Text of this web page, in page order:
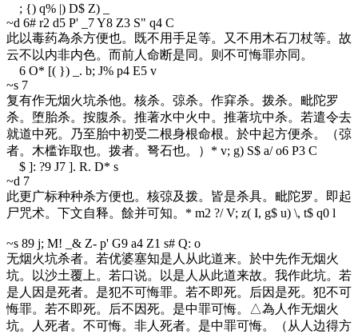
; {) q% |) D$ Z) _
~d 6# r2 d5 P' _7 Y8 Z3 S" q4 C
此以毒药為杀方便也。既不用手足等。又不用木石刀杖等。故
云不以内非内色。而前人命断是同。则不可悔罪亦同。
6 O* [( }) _. b; J% p4 E5 v
~s 7
复有作无烟火坑杀他。核杀。弶杀。作穽杀。拨杀。毗陀罗
杀。堕胎杀。按腹杀。推著水中火中。推著坑中杀。若遣令去
就道中死。乃至胎中初受二根身根命根。於中起方便杀。（弶
者。木槛诈取也。拨者。弩石也。） * v; g) S$ a/ o6 P3 C
$ ]: ?9 J7 ]. R. D* s
~d 7
此更广标种种杀方便也。核弶及拨。皆是杀具。毗陀罗。即起
尸咒术。下文自释。餘并可知。 * m2 ?/ V; z( I, g$ u) \, t$ q0 l
~s 89 j; M! _& Z- p' G9 a4 Z1 s# Q: o
无烟火坑杀者。若优婆塞知是人从此道来。於中先作无烟火
坑。以沙土覆上。若口说。以是人从此道来故。我作此坑。若
是人因是死者。是犯不可悔罪。若不即死。后因是死。犯不可
悔罪。若不即死。后不因死。是中罪可悔。△為人作无烟火
坑。人死者。不可悔。非人死者。是中罪可悔。（从人边得方